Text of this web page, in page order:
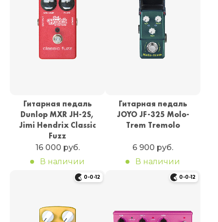
Гитарная педаль
Dunlop MXR JH-2S,
Jimi Hendrix Classic
Fuzz
16 000 руб.
В наличии
Гитарная педаль
JOYO JF-325 Molo-
Trem Tremolo
6 900 руб.
В наличии
0-0-12 0-0-12